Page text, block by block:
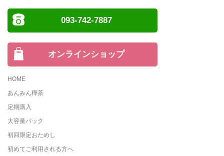
093-742-7887
オンラインショップ
HOME
あんみん樺茶
定期購入
大容量パック
初回限定おためし
初めてご利用される方へ